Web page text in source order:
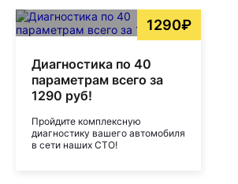
1290₽
Диагностика по 40
параметрам всего за
1290 руб!
Пройдите комплексную
диагностику вашего автомобиля
в сети наших СТО!